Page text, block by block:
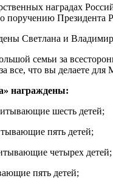
наградах
поручению Президента
Светлана и
семьи за
все, что вы делаете
награждены:
шесть детей;
пять детей;
четырех детей;
пять детей;